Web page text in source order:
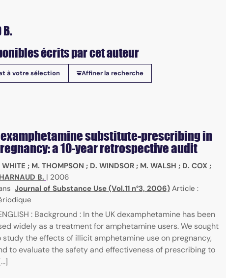
B.
écrits par cet auteur
à votre sélection Affiner la recherche
substitute-prescribing in
a 10-year retrospective audit
WHITE ; M. THOMPSON ; D. WINDSOR ; M. WALSH ; D. COX ;
B. | 2006
Journal of Substance Use (Vol.11 n°3, 2006) Article :
: Background : In the UK dexamphetamine has been
widely as a treatment for amphetamine users. We sought
study the effects of illicit amphetamine use on pregnancy,
to evaluate the safety and effectiveness of prescribing to